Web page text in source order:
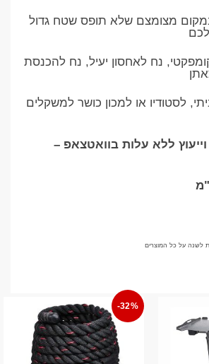
מצומצם שלא תופס שטח גדול
נח לאחסון יעיל, נח להכנסת
לסטודיו או למכון כושר למשקלים
ללא עלות בוואטצאפ –
לשנה על כל המוצרים
-32%